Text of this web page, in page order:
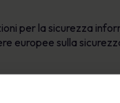
per la sicurezza
europee sulla
informatica, it-